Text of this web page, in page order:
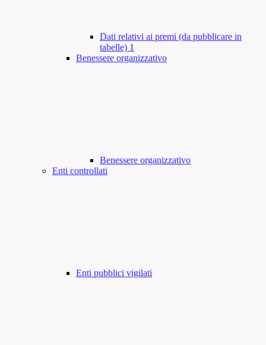
Dati relativi ai premi (da pubblicare in
tabelle) 1
Benessere organizzativo
Benessere organizzativo
Enti controllati
Enti pubblici vigilati